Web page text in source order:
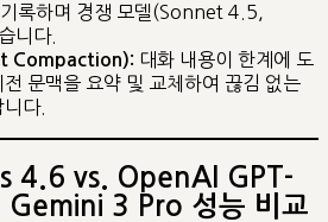
록하며 경쟁 모델(Sonnet 4.5,
니다.
Compaction): 대화 내용이 한계에 도
문맥을 요약 및 교체하여 끊김 없는
다.
4.6 vs. OpenAI GPT-
Gemini 3 Pro 성능 비교